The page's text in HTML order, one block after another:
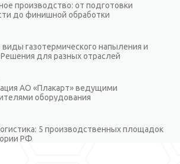
производство: от подготовки
до финишной обработки
газотермического напыления и
для разных отраслей
АО «Плакарт» ведущими
оборудования
5 производственных площадок
РФ